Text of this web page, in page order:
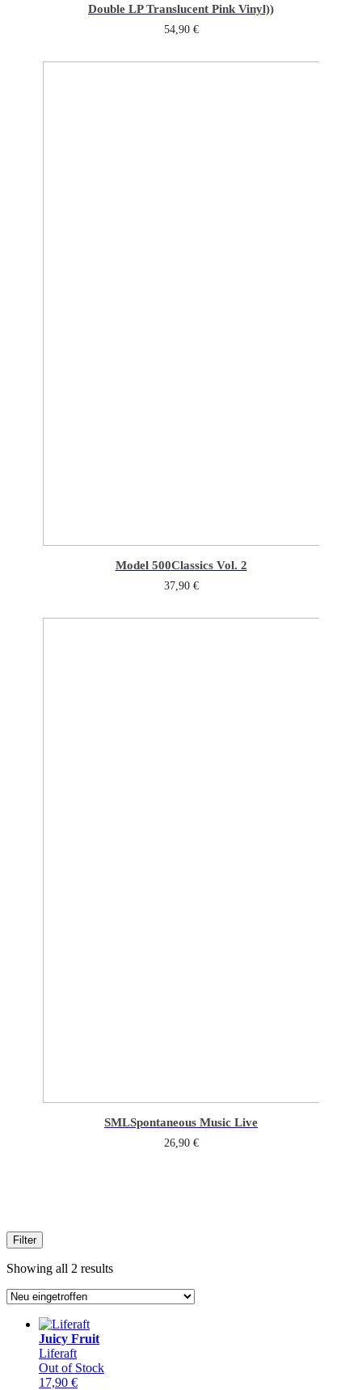
Double LP Translucent Pink Vinyl))
54,90 €
Model 500Classics Vol. 2
37,90 €
SMLSpontaneous Music Live
26,90 €
Filter
Showing all 2 resultsSorted
Juicy Fruit
Liferaft
Out of Stock
17,90 €